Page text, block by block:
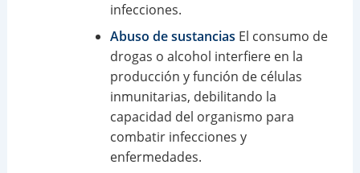
infecciones.
Abuso de sustancias El consumo de
drogas o alcohol interfiere en la
producción y función de células
inmunitarias, debilitando la
capacidad del organismo para
combatir infecciones y
enfermedades.